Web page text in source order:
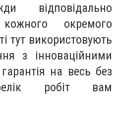
відповідально
окремого
тут використовують
з інноваційними
на весь без
робіт вам